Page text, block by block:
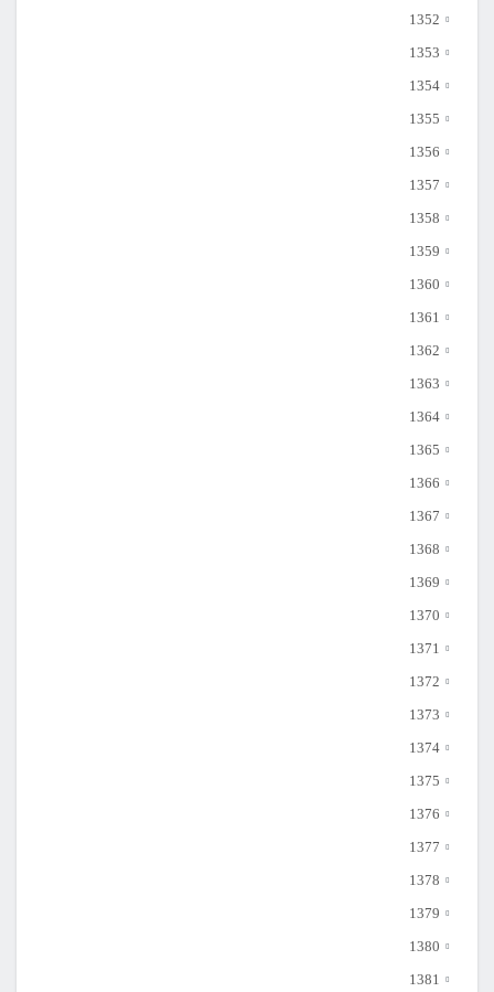
1352
1353
1354
1355
1356
1357
1358
1359
1360
1361
1362
1363
1364
1365
1366
1367
1368
1369
1370
1371
1372
1373
1374
1375
1376
1377
1378
1379
1380
1381